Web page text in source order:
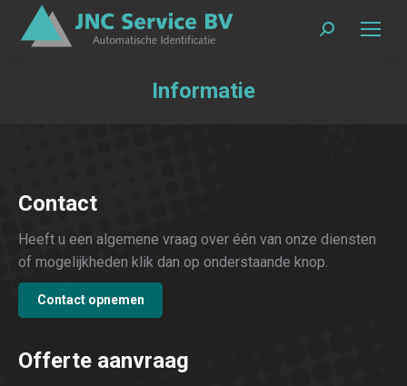
Zoeken:
Informatie
Contact
Heeft u een algemene vraag over één van onze diensten
of mogelijkheden klik dan op onderstaande knop.
Contact opnemen
Offerte aanvraag